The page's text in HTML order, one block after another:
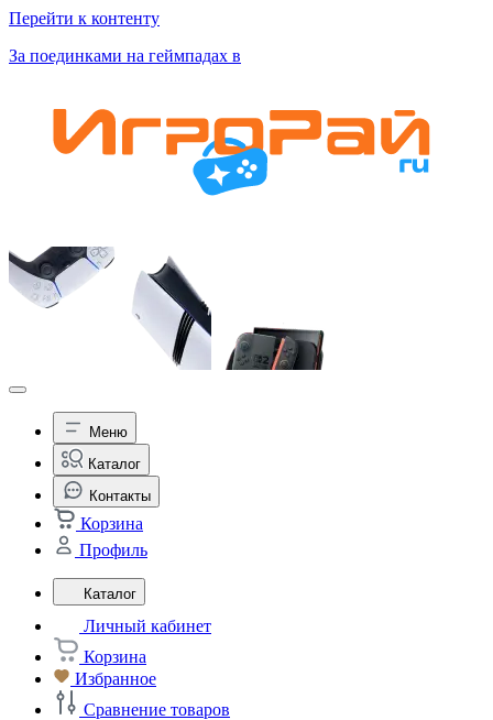
Перейти к контенту
За поединками на геймпадах в
Меню
Каталог
Контакты
Корзина
Профиль
Каталог
Личный кабинет
Корзина
Избранное
Сравнение товаров